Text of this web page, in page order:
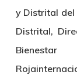
y Distrital del
Distrital,
Bienestar